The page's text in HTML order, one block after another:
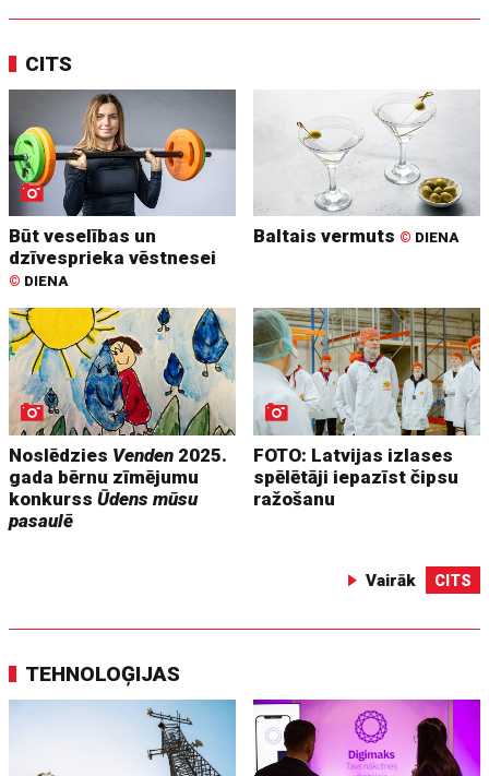
CITS
Būt veselības un
dzīvesprieka vēstnesei
© DIENA
Baltais vermuts © DIENA
Noslēdzies Venden 2025.
gada bērnu zīmējumu
konkurssŪdens mūsu
pasaulē
FOTO: Latvijas izlases
spēlētāji iepazīst čipsu
ražošanu
Vairāk CITS
TEHNOLOĢIJAS